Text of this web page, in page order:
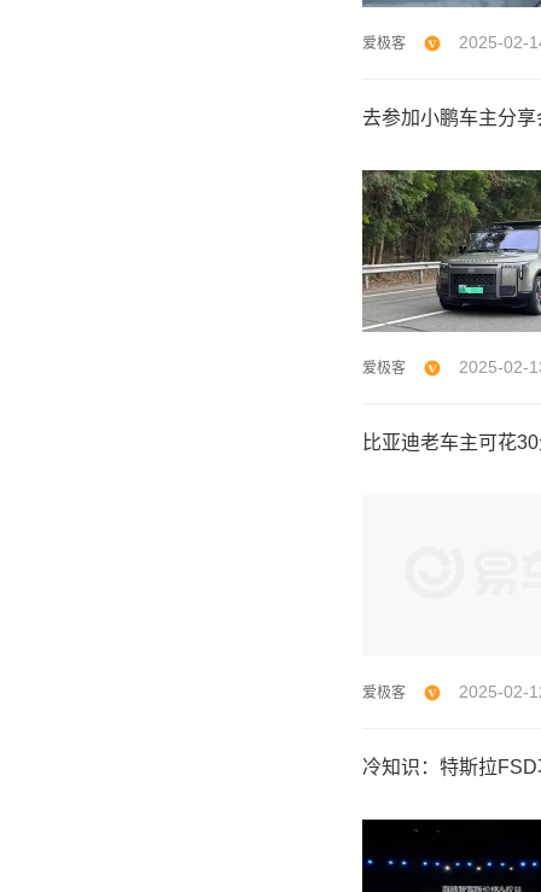
爱极客 2025-02-
去参加小鹏车主分
爱极客 2025-02-
比亚迪老车主可花
爱极客 2025-02-
冷知识：特斯拉